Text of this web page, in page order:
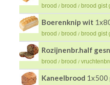
brood / brood / brood gist
Boerenknip wit
brood / brood / brood gist
Rozijnenbr.half
brood / brood /
Kaneelbrood 1x500